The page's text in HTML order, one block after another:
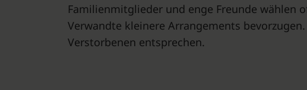
Familienmitglieder und enge Freunde wählen
Verwandte kleinere Arrangements
Verstorbenen entsprechen.